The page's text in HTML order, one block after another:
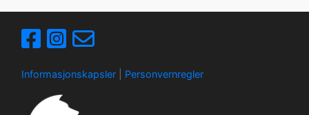
Informasjonskapsler Personvernregler